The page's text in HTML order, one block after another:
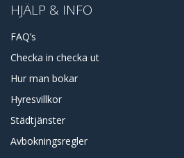
HJÄLP & INFO
FAQ’s
Checka in checka ut
Hur man bokar
Hyresvillkor
Städtjänster
Avbokningsregler